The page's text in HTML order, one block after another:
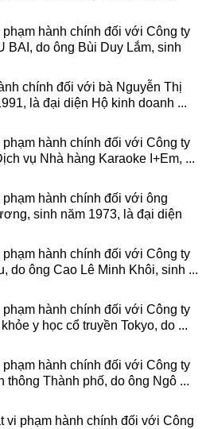
hành chính đối với Công ty
BAI, do ông Bùi Duy Lắm, sinh
chính đối với bà Nguyễn Thị
là đại diện Hộ kinh doanh ...
hành chính đối với Công ty
vụ Nhà hàng Karaoke I+Em, ...
hành chính đối với ông
sinh năm 1973, là đại diện
hành chính đối với Công ty
do ông Cao Lê Minh Khôi, sinh ...
hành chính đối với Công ty
y học cổ truyền Tokyo, do ...
hành chính đối với Công ty
thông Thành phố, do ông Ngô ...
vi phạm hành chính đối với Công